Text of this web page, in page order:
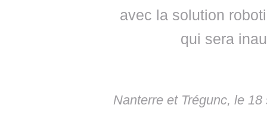
avec la solution
qui sera
Nanterre et Trégunc, le